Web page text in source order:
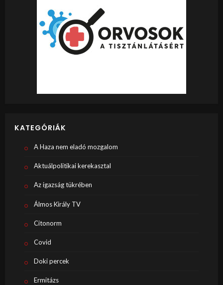
KATEGÓRIÁK
A Haza nem eladó mozgalom
Aktuálpolitikai kerekasztal
Az igazság tükrében
Álmos Király TV
Citonorm
Covid
Doki percek
Ermitázs